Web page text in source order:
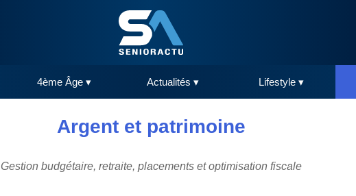
4ème Âge ▾ Actualités ▾ Lifestyle ▾
Argent et patrimoine
Gestion budgétaire, retraite, placements et optimisation fiscale